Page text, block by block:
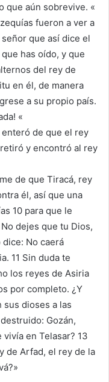
que aún sobrevive. «
fueron a ver a
que así dice el
has oído, y que
del rey de
en él, de manera
a su propio país.
«
de que el rey
y encontró al rey
de que Tiracá, rey
él, así que una
10 para que le
dejes que tu Dios,
No caerá
11 Sin duda te
los reyes de Asiria
por completo. ¿Y
sus dioses a las
Gozán,
en Telasar? 13
de Arfad, el rey de la